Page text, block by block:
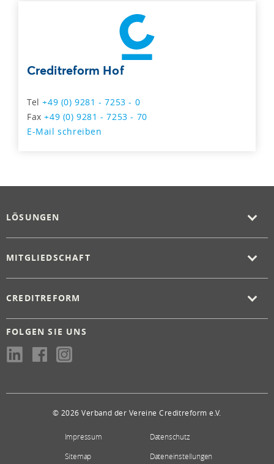
Creditreform Hof
Tel+49 (0) 9281 - 7253 - 0
Fax+49 (0) 9281 - 7253 - 70
E-Mail schreiben
LÖSUNGEN
MITGLIEDSCHAFT
CREDITREFORM
FOLGEN SIE UNS
© 2026 Verband der Vereine Creditreform e.V.
Impressum
Datenschutz
Sitemap
Dateneinstellungen